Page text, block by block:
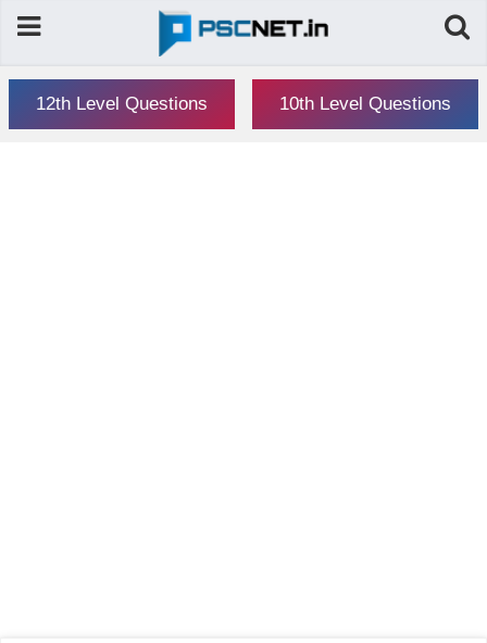
12th Level Questions 10th Level Questions